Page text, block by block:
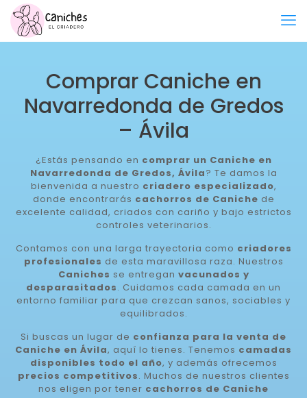
Comprar Caniche en
Navarredonda de Gredos
– Ávila
¿Estás pensando en comprar un Caniche en
Navarredonda de Gredos, Ávila? Te damos la
bienvenida a nuestro criadero especializado,
donde encontrarás cachorros de Caniche de
excelente calidad, criados con cariño y bajo estrictos
controles veterinarios.
Contamos con una larga trayectoria como criadores
profesionales de esta maravillosa raza. Nuestros
Caniches se entregan vacunados y
desparasitados. Cuidamos cada camada en un
entorno familiar para que crezcan sanos, sociables y
equilibrados.
Si buscas un lugar de confianza para la venta de
Caniche en Ávila, aquí lo tienes. Tenemos camadas
disponibles todo el año, y además ofrecemos
precios competitivos. Muchos de nuestros clientes
nos eligen por tener cachorros de Caniche